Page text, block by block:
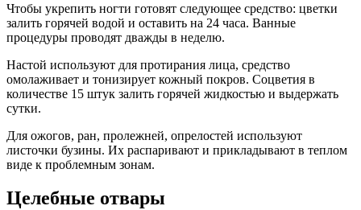
Чтобы укрепить ногти готовят следующее средство: цветки
залить горячей водой и оставить на 24 часа. Ванные
процедуры проводят дважды в неделю.
Настой используют для протирания лица, средство
омолаживает и тонизирует кожный покров. Соцветия в
количестве 15 штук залить горячей жидкостью и выдержать
сутки.
Для ожогов, ран, пролежней, опрелостей используют
листочки бузины. Их распаривают и прикладывают в теплом
виде к проблемным зонам.
Целебные отвары